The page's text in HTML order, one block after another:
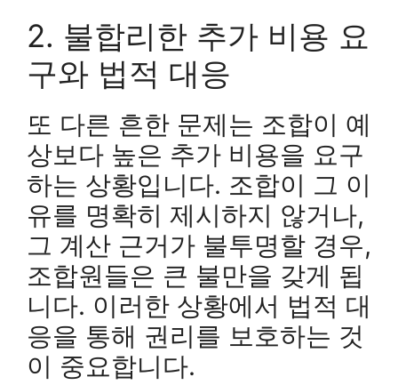
2. 불합리한 추가 비용 요
구와 법적 대응
또 다른 흔한 문제는 조합이 예
상보다 높은 추가 비용을 요구
하는 상황입니다. 조합이 그 이
유를 명확히 제시하지 않거나,
그 계산 근거가 불투명할 경우,
조합원들은 큰 불만을 갖게 됩
니다. 이러한 상황에서 법적 대
응을 통해 권리를 보호하는 것
이 중요합니다.